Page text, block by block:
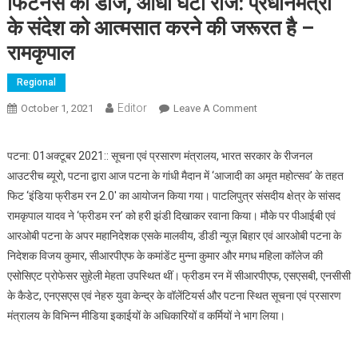
के संदेश को आत्मसात करने की जरूरत है –
रामकृपाल
Regional
October 1, 2021 Editor Leave A CommentOn फिटनेस का डोज, आधा
की जरूरत है – रामकृपाल
पटना: 01अक्टूबर 2021:: सूचना एवं प्रसारण मंत्रालय, भारत सरकार के रीजनल
आउटरीच ब्यूरो, पटना द्वारा आज पटना के गांधी मैदान में ‘आजादी का अमृत महोत्सव’ के तहत
फिट ‘इंडिया फ्रीडम रन 2.0′ का आयोजन किया गया। पाटलिपुत्र संसदीय क्षेत्र के सांसद
रामकृपाल यादव ने ‘फ्रीडम रन’ को हरी झंडी दिखाकर रवाना किया। मौके पर पीआईबी एवं
आरओबी पटना के अपर महानिदेशक एसके मालवीय, डीडी न्यूज़ बिहार एवं आरओबी पटना के
निदेशक विजय कुमार, सीआरपीएफ के कमांडेंट मुन्ना कुमार और मगध महिला कॉलेज की
एसोसिएट प्रोफेसर सुहेली मेहता उपस्थित थीं। फ्रीडम रन में सीआरपीएफ, एसएसबी, एनसीसी
के कैडेट, एनएसएस एवं नेहरु युवा केन्द्र के वॉलेंटियर्स और पटना स्थित सूचना एवं प्रसारण
मंत्रालय के विभिन्न मीडिया इकाईयों के अधिकारियों व कर्मियों ने भाग लिया।